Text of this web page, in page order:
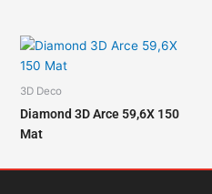
3D Deco
Diamond 3D Arce 59,6X 150
Mat